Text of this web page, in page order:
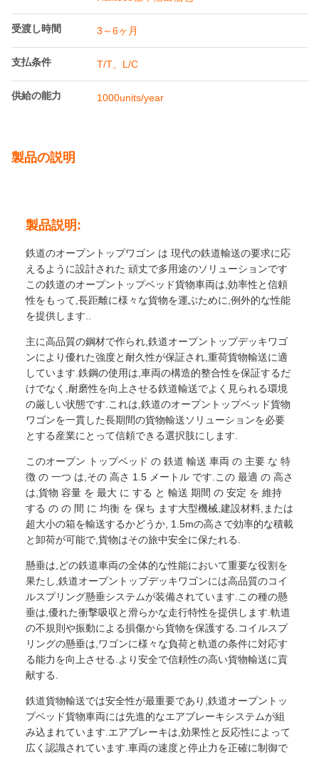
受渡し時間 3～6ヶ月
支払条件 T/T、L/C
供給の能力 1000units/year
製品の説明
製品説明:
鉄道のオープントップワゴン は 現代の鉄道輸送の要求に応
えるように設計された 頑丈で多用途のソリューションです
この鉄道のオープントップベッド貨物車両は,効率性と信頼
性をもって,長距離に様々な貨物を運ぶために,例外的な性能
を提供します..
主に高品質の鋼材で作られ,鉄道オープントップデッキワゴ
ンにより優れた強度と耐久性が保証され,重荷貨物輸送に適
しています.鉄鋼の使用は,車両の構造的整合性を保証するだ
けでなく,耐磨性を向上させる鉄道輸送でよく見られる環境
の厳しい状態です.これは,鉄道のオープントップベッド貨物
ワゴンを一貫した長期間の貨物輸送ソリューションを必要
とする産業にとって信頼できる選択肢にします.
このオープン トップベッド の 鉄道 輸送 車両 の 主要 な 特
徴 の 一つ は,その 高さ 1.5 メートル です.この 最適 の 高さ
は,貨物 容量 を 最大 に する と 輸送 期間 の 安定 を 維持
する の の 間 に 均衡 を 保ち ます大型機械,建設材料,または
超大小の箱を輸送するかどうか, 1.5mの高さで効率的な積載
と卸荷が可能で,貨物はその旅中安全に保たれる.
懸垂は,どの鉄道車両の全体的な性能において重要な役割を
果たし,鉄道オープントップデッキワゴンには高品質のコイ
ルスプリング懸垂システムが装備されています.この種の懸
垂は,優れた衝撃吸収と滑らかな走行特性を提供します.軌道
の不規則や振動による損傷から貨物を保護する.コイルスプ
リングの懸垂は,ワゴンに様々な負荷と軌道の条件に対応す
る能力を向上させる.より安全で信頼性の高い貨物輸送に貢
献する.
鉄道貨物輸送では安全性が最重要であり,鉄道オープントッ
プベッド貨物車両には先進的なエアブレーキシステムが組
み込まれています.エアブレーキは,効果性と反応性によって
広く認識されています.車両の速度と停止力を正確に制御で